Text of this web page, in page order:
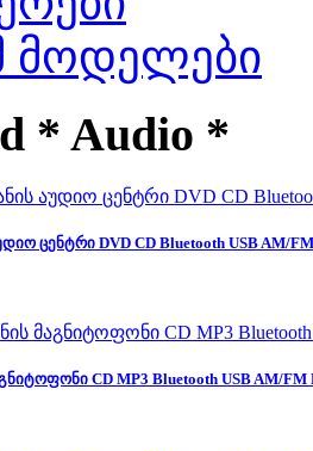
მოდელები
* Audio *
ცენტრი DVD CD Bluetooth USB AM/
CD MP3 Bluetooth USB AM/FM